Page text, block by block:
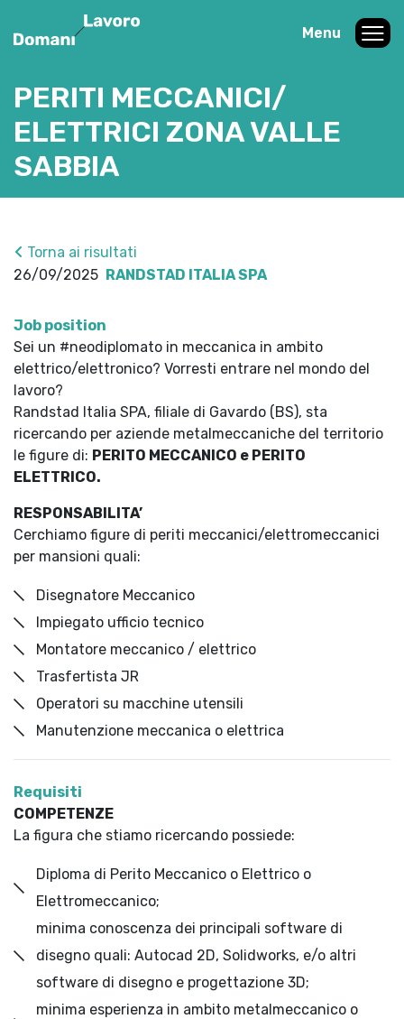
Menu
PERITI MECCANICI/
ELETTRICI ZONA VALLE
SABBIA
Torna ai risultati
26/09/2025 RANDSTAD ITALIA SPA
Job position
Sei un #neodiplomato in meccanica in ambito
elettrico/elettronico? Vorresti entrare nel mondo del
lavoro?
Randstad Italia SPA, filiale di Gavardo (BS), sta
ricercando per aziende metalmeccaniche del territorio
le figure di: PERITO MECCANICO e PERITO
ELETTRICO.
RESPONSABILITA’
Cerchiamo figure di periti meccanici/elettromeccanici
per mansioni quali:
Disegnatore Meccanico
Impiegato ufficio tecnico
Montatore meccanico / elettrico
Trasfertista JR
Operatori su macchine utensili
Manutenzione meccanica o elettrica
Requisiti
COMPETENZE
La figura che stiamo ricercando possiede:
Diploma di Perito Meccanico o Elettrico o
Elettromeccanico;
minima conoscenza dei principali software di
disegno quali: Autocad 2D, Solidworks, e/o altri
software di disegno e progettazione 3D;
minima esperienza in ambito metalmeccanico o